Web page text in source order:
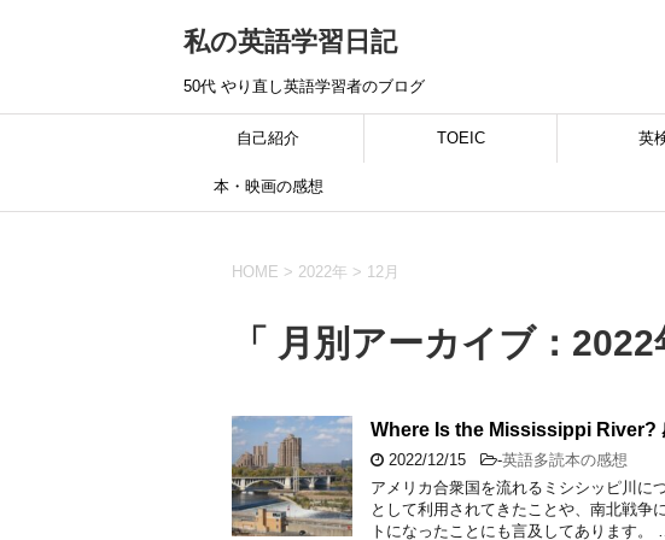
私の英語学習日記
50代 やり直し英語学習者のブログ
自己紹介 TOEIC 英
本・映画の感想
HOME > 2022年 > 12月
「 月別アーカイブ：
Where Is the Mississippi River?
2022/12/15 -英語多読本の感想
アメリカ合衆国を流れるミシシッピ川に
として利用されてきたことや、南北戦争
トになったことにも言及してあります。